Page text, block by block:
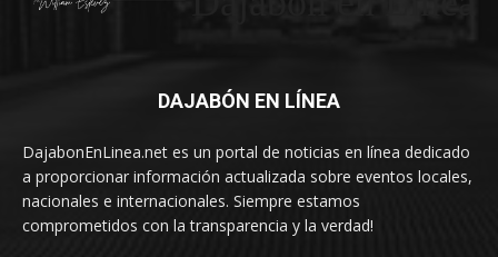
DAJABÓN EN LÍNEA
DajabonEnLinea.net es un portal de noticias en línea dedicado
a proporcionar información actualizada sobre eventos locales,
nacionales e internacionales. Siempre estamos
comprometidos con la transparencia y la verdad!